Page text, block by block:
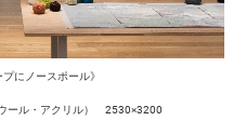
にノースポール》
ール・アクリル） 2530×3200